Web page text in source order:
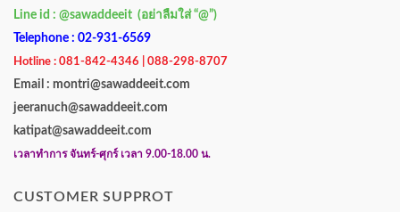
Line id : @sawaddeeit (อย่าลืมใส่ “@”)
Telephone : 02-931-6569
Hotline : 081-842-4346 | 088-298-8707
Email : montri@sawaddeeit.com
jeeranuch@sawaddeeit.com
katipat@sawaddeeit.com
เวลาทำการ จันทร์-ศุกร์ เวลา 9.00-18.00 น.
CUSTOMER SUPPROT